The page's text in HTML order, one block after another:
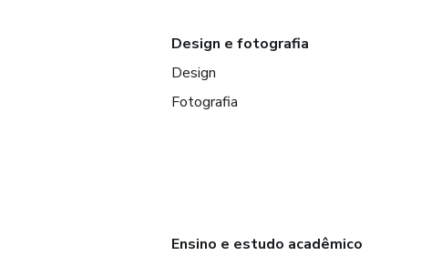
Design e fotografia
Design
Fotografia
Ensino e estudo acadêmico